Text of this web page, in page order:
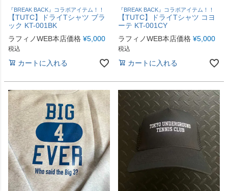
『BREAK BACK』コラボアイテム！！
【TUTC】ドライTシャツ ブラ
ック KT-001BK
ラフィノWEB本店価格 ¥5,000
税込
カートに入れる
『BREAK BACK』コラボアイテム！！
【TUTC】ドライTシャツ コヨ
ーテ KT-001CY
ラフィノWEB本店価格 ¥5,000
税込
カートに入れる